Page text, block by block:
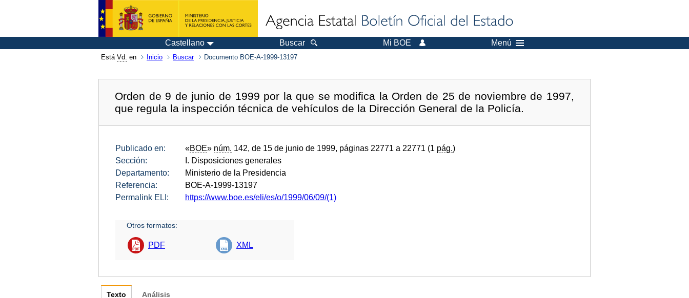
Castellano Buscar Mi BOE Menú
Está Vd. en Inicio Buscar Documento BOE-A-1999-13197
Orden de 9 de junio de 1999 por la que se modifica la Orden de 25 de noviembre de 1997,
que regula la inspección técnica de vehículos de la Dirección General de la Policía.
Publicado en: «BOE» núm. 142, de 15 de junio de 1999, páginas 22771 a 22771 (1 pág.)
Sección:
I. Disposiciones generales
Departamento:
Ministerio de la Presidencia
Referencia:
BOE-A-1999-13197
Permalink ELI:
https://www.boe.es/eli/es/o/1999/06/09/(1)
Otros formatos:
PDF XML
Texto Análisis